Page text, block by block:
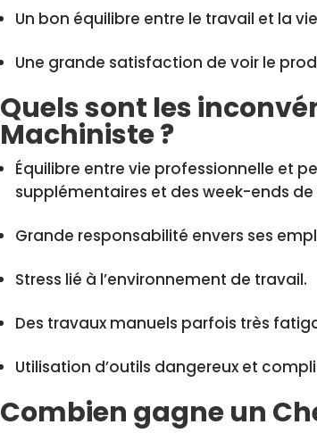
Un bon équilibre entre le travail et la
Une grande satisfaction de voir le
Quels sont les
Machiniste ?
Équilibre entre vie professionnelle et
supplémentaires et des week-ends de
Grande responsabilité envers ses
Stress lié à l’environnement de travail.
Des travaux manuels parfois très
Utilisation d’outils dangereux et
Combien gagne un